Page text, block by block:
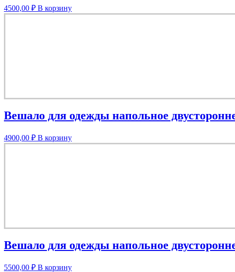
4500,00 ₽ В корзину
Вешало для одежды напольное
4900,00 ₽ В корзину
Вешало для одежды напольное
5500,00 ₽ В корзину